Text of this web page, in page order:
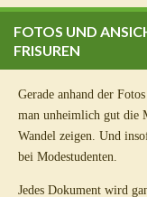
FOTOS UND
FRISUREN
Gerade anhand der
man unheimlich gut die
Wandel zeigen. Und
bei Modestudenten.
Jedes Dokument wird